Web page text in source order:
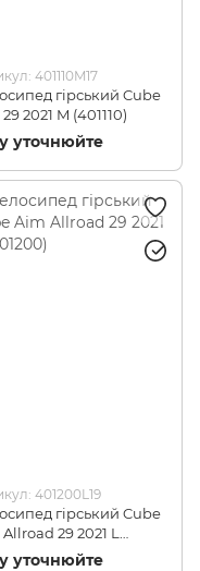
401110M17
гірський Cube
2021 M (401110)
уточнюйте
401200L19
гірський Cube
29 2021 L
уточнюйте